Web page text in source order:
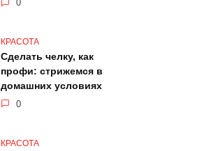
0
КРАСОТА
Сделать челку, как
профи: стрижемся в
домашних условиях
0
КРАСОТА